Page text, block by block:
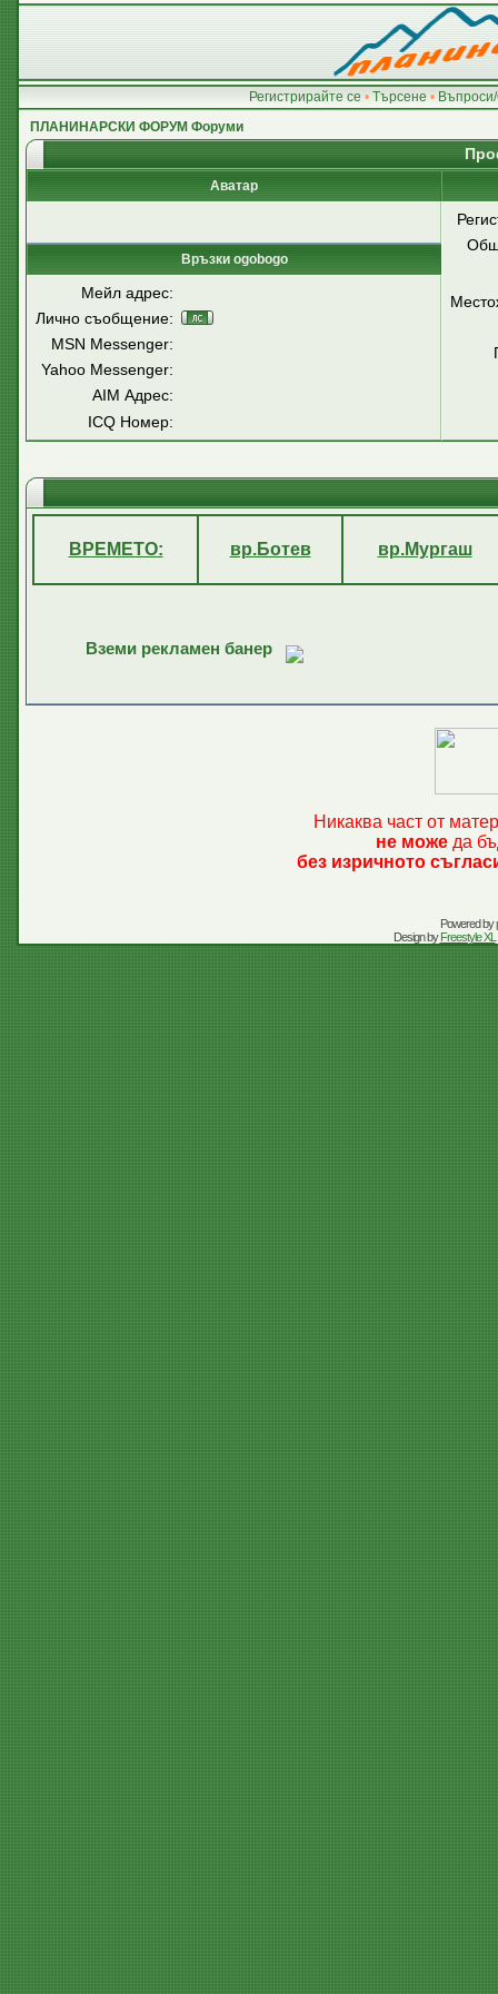
Регистрирайте се • Търсене •
ПЛАНИНАРСКИ ФОРУМ Форуми
Аватар
Връзки ogobogo
Мейл адрес:
Лично съобщение:
MSN Messenger:
Yahoo Messenger:
AIM Адрес:
ICQ Номер:
ВРЕМЕТО: вр.Ботев вр.Мургаш
Вземи рекламен банер
Никаква част от
не може да
без изричното
Powered by
Design byFreestyle XL